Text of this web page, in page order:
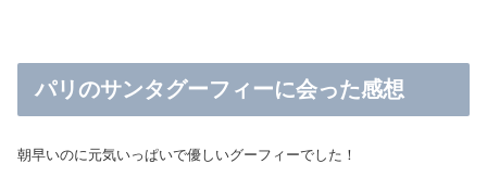
パリのサンタグーフィーに会った感想
朝早いのに元気いっぱいで優しいグーフィーでした！